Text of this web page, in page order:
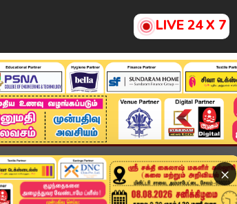
LIVE 24 X 7
×
தமிழ்நாடு சினிமா அரசியல் விளையாட்டு